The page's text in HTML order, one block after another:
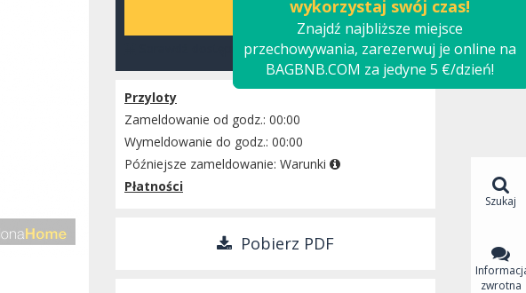
OBLICZ
Sprawdź dostępność
Przyloty
Zameldowanie od godz.: 00:00
Wymeldowanie do godz.: 00:00
Późniejsze zameldowanie: Warunki
Płatności
Pobierz PDF
wykorzystaj swój czas!
Znajdź najbliższe miejsce
przechowywania, zarezerwuj je online na
BAGBNB.COM za jedyne 5 €/dzień!
Szukaj
zwrotna